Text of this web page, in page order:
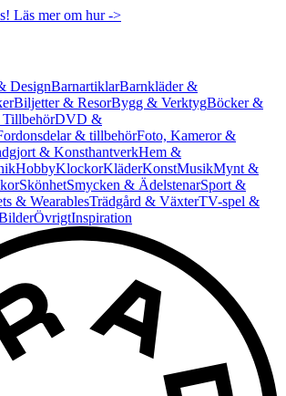
Läs mer om hur ->
DesignBarnartiklarBarnkläder &
Biljetter & ResorBygg & VerktygBöcker &
DVD &
& tillbehörFoto, Kameror &
& KonsthantverkHem &
HobbyKlockorKläderKonstMusikMynt &
SkönhetSmycken & ÄdelstenarSport &
& WearablesTrädgård & VäxterTV-spel &
ÖvrigtInspiration